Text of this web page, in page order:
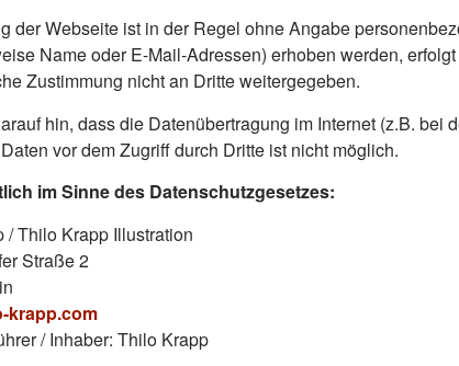
der Webseite ist in der Regel ohne Angabe
Name oder E-Mail-Adressen) erhoben werden,
Zustimmung nicht an Dritte weitergegeben.
hin, dass die Datenübertragung im Internet (z.B.
vor dem Zugriff durch Dritte ist nicht möglich.
im Sinne des Datenschutzgesetzes:
/ Thilo Krapp Illustration
Straße 2
krapp.com
/ Inhaber: Thilo Krapp